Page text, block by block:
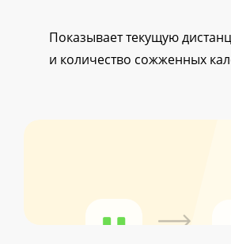
Показывает текущую
и количество сожженных